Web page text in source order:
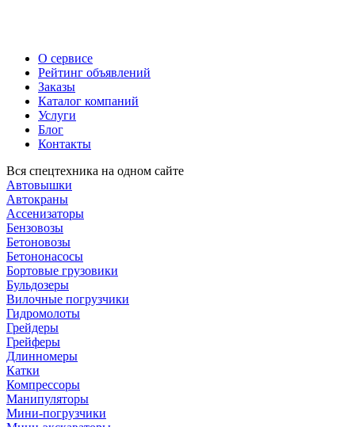
О сервисе
Рейтинг объявлений
Заказы
Каталог компаний
Услуги
Блог
Контакты
Вся спецтехника на одном сайте
Автовышки
Автокраны
Ассенизаторы
Бензовозы
Бетоновозы
Бетононасосы
Бортовые грузовики
Бульдозеры
Вилочные погрузчики
Гидромолоты
Грейдеры
Грейферы
Длинномеры
Катки
Компрессоры
Манипуляторы
Мини-погрузчики